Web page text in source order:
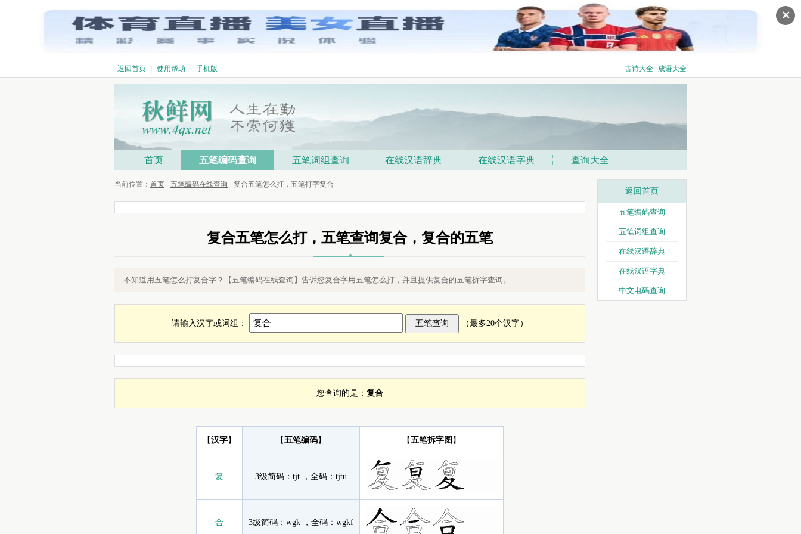
✕
返回首页 使用帮助 手机版 古诗大全 成语大全
首页 五笔编码查询 五笔词组查询 在线汉语辞典 在线汉语字典 查询大全
当前位置： 首页 - 五笔编码在线查询 - 复合五笔怎么打，五笔打字复合
复合五笔怎么打，五笔查询复合，复合的五笔
不知道用五笔怎么打复合字？【五笔编码在线查询】告诉您复合字用五笔怎么打，并且提供复合的五笔拆字查询。
请输入汉字或词组： （最多20个汉字）
您查询的是： 复合
【汉字】 【五笔编码】 【五笔拆字图 】
复 3级简码： tjt ，全码： tjtu
合 3级简码： wgk ，全码： wgkf
返回首页
五笔编码查询
五笔词组查询
在线汉语辞典
在线汉语字典
中文电码查询